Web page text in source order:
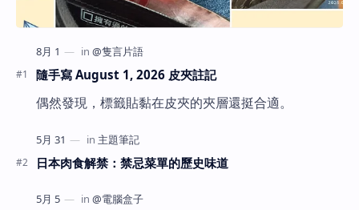
隨手寫 August 1, 2026 皮夾註記
偶然發現，標籤貼黏在皮夾的夾層還挺合適。
日本肉食解禁：禁忌菜單的歷史味道